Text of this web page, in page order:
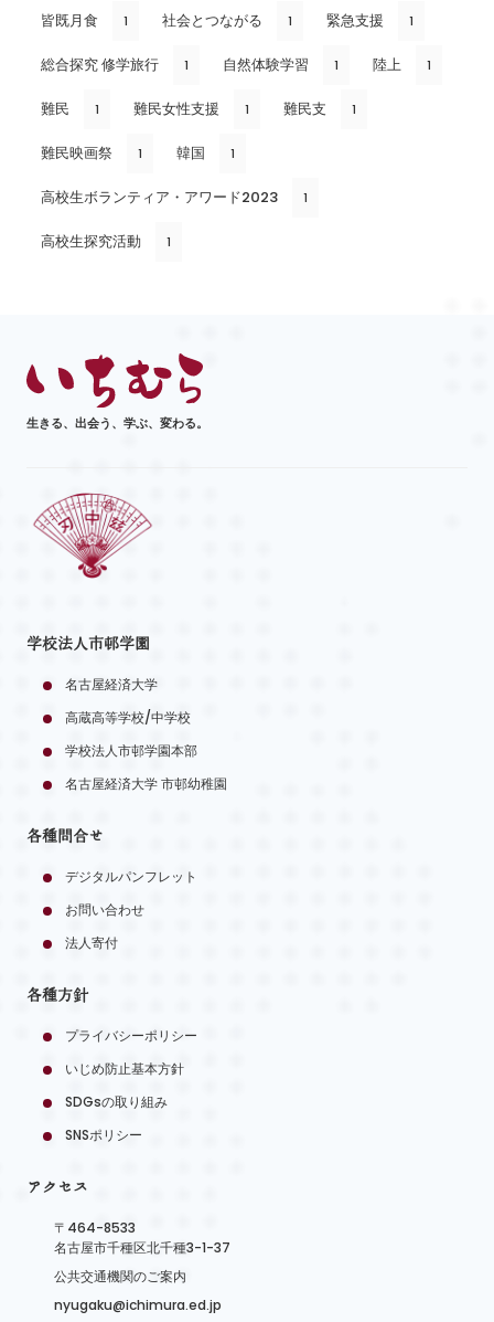
皆既月食 1 社会とつながる 1 緊急支援 1
総合探究 修学旅行 1 自然体験学習 1 陸上 1
難民 1 難民女性支援 1 難民支 1
難民映画祭 1 韓国 1
高校生ボランティア・アワード2023 1
高校生探究活動 1
生きる、出会う、学ぶ、変わる。
学校法人市邨学園
名古屋経済大学
高蔵高等学校/中学校
学校法人市邨学園本部
名古屋経済大学 市邨幼稚園
各種問合せ
デジタルパンフレット
お問い合わせ
法人寄付
各種方針
プライバシーポリシー
いじめ防止基本方針
SDGsの取り組み
SNSポリシー
アクセス
〒464-8533
名古屋市千種区北千種3-1-37
公共交通機関のご案内
nyugaku@ichimura.ed.jp